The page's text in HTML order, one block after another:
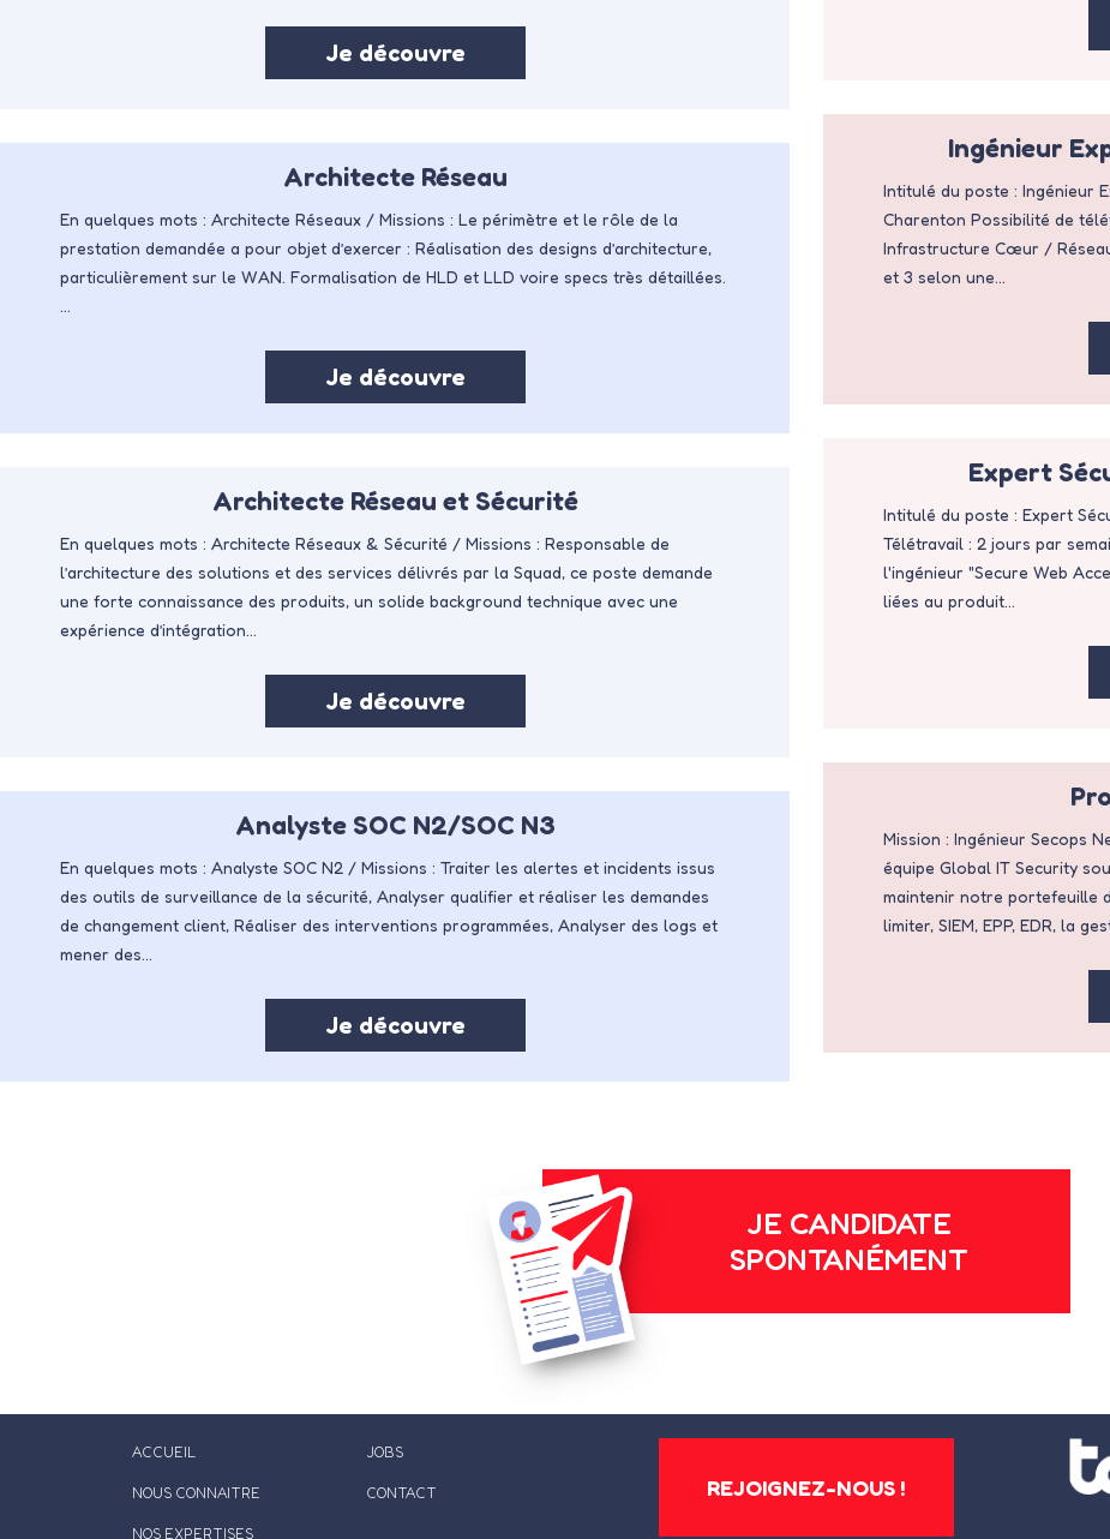
Je découvre
Architecte Réseau
En quelques mots : Architecte Réseaux / Missions : Le périmètre et le rôle de la
prestation demandée a pour objet d’exercer : Réalisation des designs d’architecture,
particulièrement sur le WAN. Formalisation de HLD et LLD voire specs très détaillées.
…
Je découvre
Architecte Réseau et Sécurité
En quelques mots : Architecte Réseaux & Sécurité / Missions : Responsable de
l’architecture des solutions et des services délivrés par la Squad, ce poste demande
une forte connaissance des produits, un solide background technique avec une
expérience d’intégration…
Je découvre
Analyste SOC N2/SOC N3
En quelques mots : Analyste SOC N2 / Missions : Traiter les alertes et incidents issus
des outils de surveillance de la sécurité, Analyser qualifier et réaliser les demandes
de changement client, Réaliser des interventions programmées, Analyser des logs et
mener des…
Je découvre
Ingénieur
Intitulé du poste : Ingénieur
Charenton Possibilité de
Infrastructure Cœur /
et 3 selon une…
Expert
Intitulé du poste : Expert
Télétravail : 2 jours par
l'ingénieur "Secure Web
liées au produit…
Mission : Ingénieur Secops
équipe Global IT Security
maintenir notre portefeuille
limiter, SIEM, EPP, EDR, la
JE CANDIDATE
SPONTANÉMENT
ACCUEIL
NOUS CONNAITRE
NOS EXPERTISES
JOBS
CONTACT REJOIGNEZ-NOUS !